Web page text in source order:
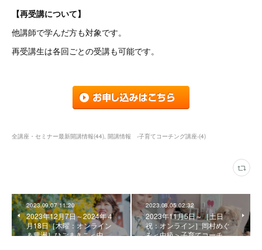
【再受講について】
他講師で学んだ方も対象です。
再受講生は各回ごとの受講も可能です。
全講座・セミナー最新開講情報(44) 開講情報 ‐子育てコーチング講座‐(4)
2023.09.07 11:20
2023年12月7日～2024年４
月18日［木曜：オンライン
＆豊洲］ひごまきこ＜中…
2023.08.05 02:32
2023年11月5日～［土日
祝：オンライン］岡村めぐ
み＜中級＞子育てコーチ…